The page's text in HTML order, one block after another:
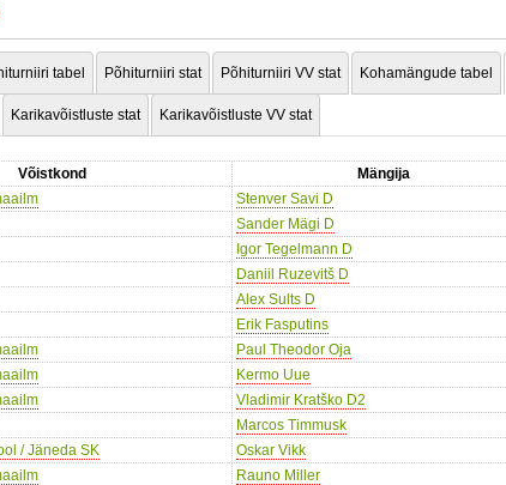
tabel Põhiturniiri stat Põhiturniiri VV stat Kohamängude tabel
Karikavõistluste stat Karikavõistluste VV stat
Võistkond Mängija
Stenver Savi D
Sander Mägi D
Igor Tegelmann D
Daniil Ruzevitš D
Alex Sults D
Erik Fasputins
Paul Theodor Oja
Kermo Uue
Vladimir Kratško D2
Marcos Timmusk
/ Jäneda SK Oskar Vikk
Rauno Miller